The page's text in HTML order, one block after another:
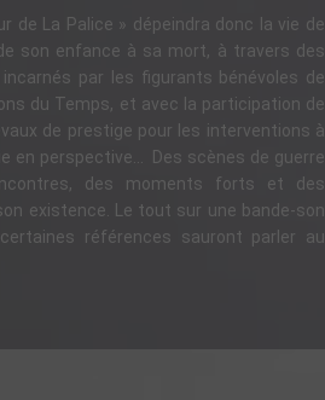
de La Palice » dépeindra donc la vie de
son enfance à sa mort, à travers des
incarnés par les figurants bénévoles de
du Temps, et avec la participation de
de prestige pour les interventions à
en perspective... Des scènes de guerre
des moments forts et des
existence. Le tout sur une bande-son
références sauront parler au